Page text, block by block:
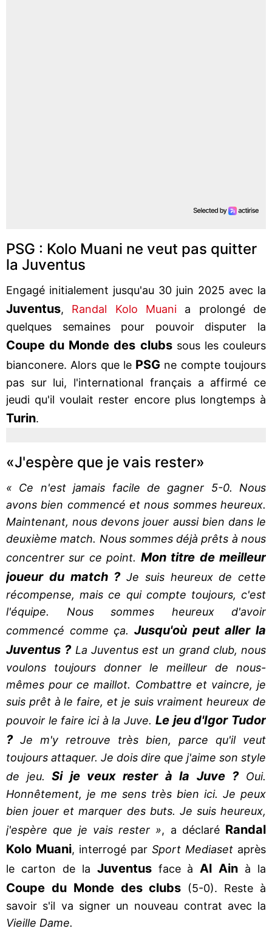
PSG : Kolo Muani ne veut pas quitter
la Juventus
Engagé initialement jusqu'au 30 juin 2025 avec la
Juventus, Randal Kolo Muani a prolongé de
quelques semaines pour pouvoir disputer la
Coupe du Monde des clubs sous les couleurs
bianconere. Alors que le PSG ne compte toujours
pas sur lui, l'international français a affirmé ce
jeudi qu'il voulait rester encore plus longtemps à
Turin.
«J'espère que je vais rester»
« Ce n'est jamais facile de gagner 5-0. Nous
avons bien commencé et nous sommes heureux.
Maintenant, nous devons jouer aussi bien dans le
deuxième match. Nous sommes déjà prêts à nous
concentrer sur ce point. Mon titre de meilleur
joueur du match ?Je suis heureux de cette
récompense, mais ce qui compte toujours, c'est
l'équipe. Nous sommes heureux d'avoir
commencé comme ça. Jusqu'où peut aller la
Juventus ?La Juventus est un grand club, nous
voulons toujours donner le meilleur de nous-
mêmes pour ce maillot. Combattre et vaincre, je
suis prêt à le faire, et je suis vraiment heureux de
pouvoir le faire ici à la Juve. Le jeu d'Igor Tudor
?Je m'y retrouve très bien, parce qu'il veut
toujours attaquer. Je dois dire que j'aime son style
de jeu.Si je veux rester à la Juve ?Oui.
Honnêtement, je me sens très bien ici. Je peux
bien jouer et marquer des buts. Je suis heureux,
j'espère que je vais rester », a déclaréRandal
Kolo Muani, interrogé par Sport Mediaset après
le carton de la Juventus face à Al Ain à la
Coupe du Monde des clubs
(5-0). Reste à
savoir s'il va signer un nouveau contrat avec la
Vieille Dame.